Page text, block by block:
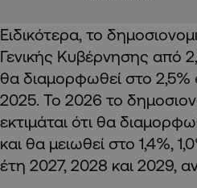
Ειδικότερα, το
Γενικής Κυβέρνησης από
θα διαμορφωθεί στο 2,5%
2025. Το 2026 το
εκτιμάται ότι θα
και θα μειωθεί στο 1,4%,
έτη 2027, 2028 και 2029,